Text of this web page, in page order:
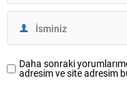
Daha sonraki
adresim ve site adresim